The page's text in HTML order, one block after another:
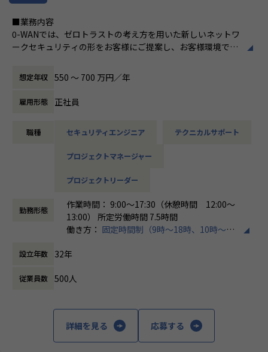
■業務内容
0-WANでは、ゼロトラストの考え方を用いた新しいネットワ
ークセキュリティの形をお客様にご提案し、お客様環境でゼ
す。
各メンバーの得意分野を組み合わせ、チームワークを重視し
てゼロトラスト事業を推進しています。
ンバー参画を通じて、エンジニアとしてのスキルアップを目
エンジニアとしての高いスキルに加えて、チャレンジ精神、
面接においては業務内容におけるマッチングとご自身が目指
される方向性を確認し、適切なチームへのアサインを検討し
採用後は、入社研修の後、下記のチームへの配属となり、業
務をお任せいたします。
・テクニカルサポートチーム
成長意欲が高ければ高いほど、適切に成長支援する機会(案
■メンバー構成
2022年に新設されたばかりで、様々なバックグラウンドをも
想定年収 550 〜 700 万円／年
雇用形態 正社員
職種 セキュリティエンジニア テクニカルサポート
プロジェクトマネージャー
プロジェクトリーダー
勤務形態
作業時間： 9:00～17:30（休憩時間 12:00～
13:00） 所定労働時間 7.5時間
働き方： 固定時間制（9時～18時、10時～19
時間外労働の有無： 有（月平均20時間）
設立年数 32年
従業員数 500人
詳細を見る 応募する